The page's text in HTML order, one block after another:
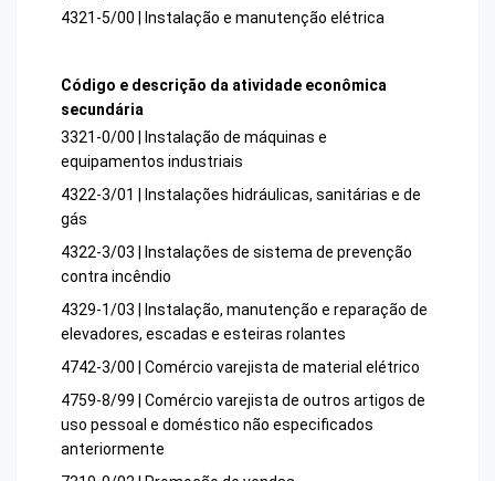
4321-5/00 | Instalação e manutenção elétrica
Código e descrição da atividade econômica
secundária
3321-0/00 | Instalação de máquinas e
equipamentos industriais
4322-3/01 | Instalações hidráulicas, sanitárias e de
gás
4322-3/03 | Instalações de sistema de prevenção
contra incêndio
4329-1/03 | Instalação, manutenção e reparação de
elevadores, escadas e esteiras rolantes
4742-3/00 | Comércio varejista de material elétrico
4759-8/99 | Comércio varejista de outros artigos de
uso pessoal e doméstico não especificados
anteriormente